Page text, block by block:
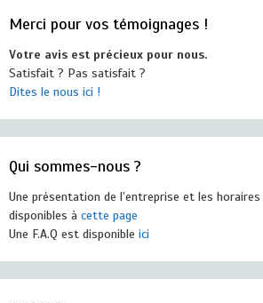
Merci pour vos témoignages !
Votre avis est précieux pour nous.
Satisfait ? Pas satisfait ?
Dites le nous ici !
Qui sommes-nous ?
Une présentation de l’entreprise et les
disponibles à cette page
Une F.A.Q est disponible ici